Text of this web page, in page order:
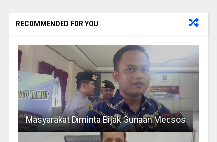
RECOMMENDED FOR YOU
Masyarakat Diminta Bijak Gunaan Medsos